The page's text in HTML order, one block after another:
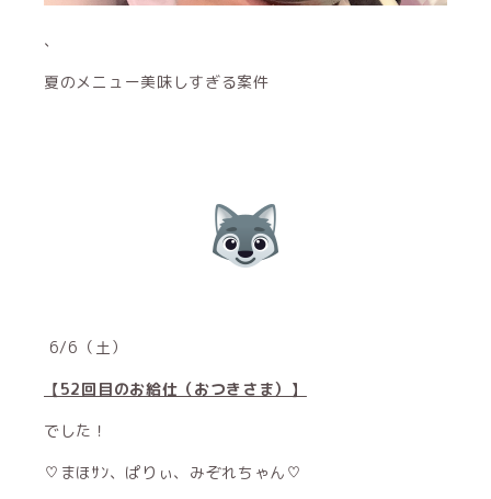
、
夏のメニュー美味しすぎる案件
6/6（土）
【52回目のお給仕（おつきさま）】
でした！
♡まほｻﾝ、ぱりぃ、みぞれちゃん♡